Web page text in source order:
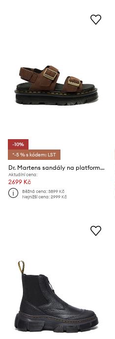
-10%
*-5 % s kódem: LST
Dr. Martens sandály na platformě dámské nubukové ZebZag Sandal
Aktuální cena:
2699 Kč
Běžná cena:3899 Kč
Nejnižší cena:2999 Kč